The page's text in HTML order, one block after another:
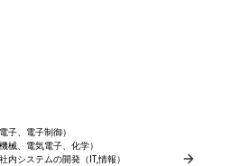
子、電子制御）
械、電気電子、化学）